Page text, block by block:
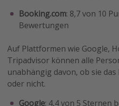
Booking.com: 8,7 von 10
Bewertungen
Auf Plattformen wie Google,
Tripadvisor können alle
unabhängig davon, ob sie
oder nicht.
Google: 4,4 von 5 Sternen